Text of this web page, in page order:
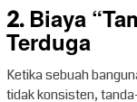
2. Biaya
Terduga
Ketika sebuah
tidak konsisten,